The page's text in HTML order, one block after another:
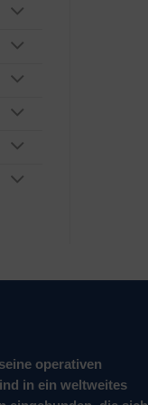
operativen
in ein weltweites